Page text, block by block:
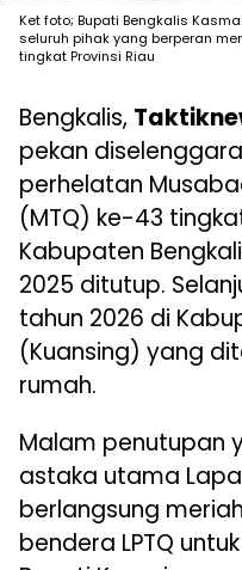
Ket foto; Bupati Bengkalis
seluruh pihak yang berperan
tingkat Provinsi Riau
Bengkalis,
pekan
perhelatan
(MTQ) ke-43
Kabupaten
2025 ditutup.
tahun 2026 di
(Kuansing) yang
rumah.
Malam penutupan
astaka utama
berlangsung
bendera LPTQ